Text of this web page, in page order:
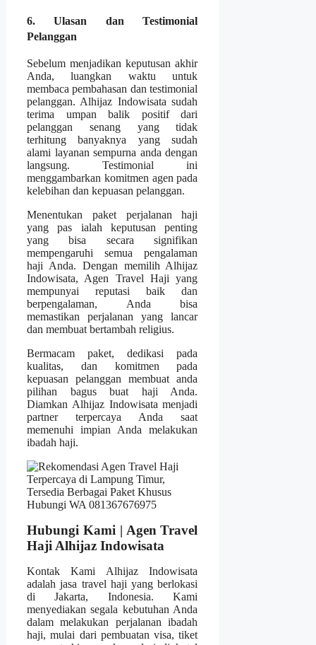
6. Ulasan dan Testimonial
Pelanggan
Sebelum menjadikan keputusan akhir
Anda, luangkan waktu untuk
membaca pembahasan dan testimonial
pelanggan. Alhijaz Indowisata sudah
terima umpan balik positif dari
pelanggan senang yang tidak
terhitung banyaknya yang sudah
alami layanan sempurna anda dengan
langsung. Testimonial ini
menggambarkan komitmen agen pada
kelebihan dan kepuasan pelanggan.
Menentukan paket perjalanan haji
yang pas ialah keputusan penting
yang bisa secara signifikan
mempengaruhi semua pengalaman
haji Anda. Dengan memilih Alhijaz
Indowisata, Agen Travel Haji yang
mempunyai reputasi baik dan
berpengalaman, Anda bisa
memastikan perjalanan yang lancar
dan membuat bertambah religius.
Bermacam paket, dedikasi pada
kualitas, dan komitmen pada
kepuasan pelanggan membuat anda
pilihan bagus buat haji Anda.
Diamkan Alhijaz Indowisata menjadi
partner terpercaya Anda saat
memenuhi impian Anda melakukan
ibadah haji.
Hubungi Kami | Agen Travel
Haji Alhijaz Indowisata
Kontak Kami Alhijaz Indowisata
adalah jasa travel haji yang berlokasi
di Jakarta, Indonesia. Kami
menyediakan segala kebutuhan Anda
dalam melakukan perjalanan ibadah
haji, mulai dari pembuatan visa, tiket